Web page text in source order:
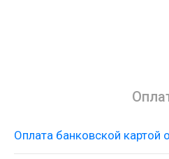
Оплата банковской картой